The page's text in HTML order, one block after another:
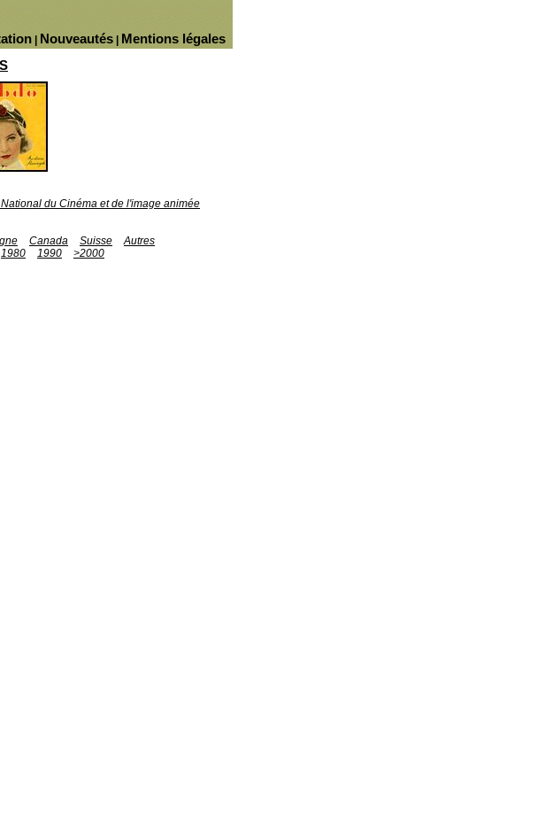
Mentions légales
Nouveautés
du Cinéma et de l'image animée
Canada Suisse
Autres
1980 1990
>2000